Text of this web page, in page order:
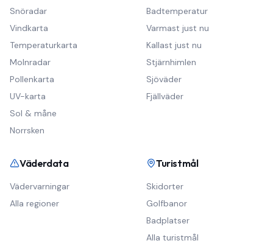
Snöradar
Vindkarta
Temperaturkarta
Molnradar
Pollenkarta
UV-karta
Sol & måne
Norrsken
Badtemperatur
Varmast just nu
Kallast just nu
Stjärnhimlen
Sjöväder
Fjällväder
Väderdata
Vädervarningar
Alla regioner
Turistmål
Skidorter
Golfbanor
Badplatser
Alla turistmål